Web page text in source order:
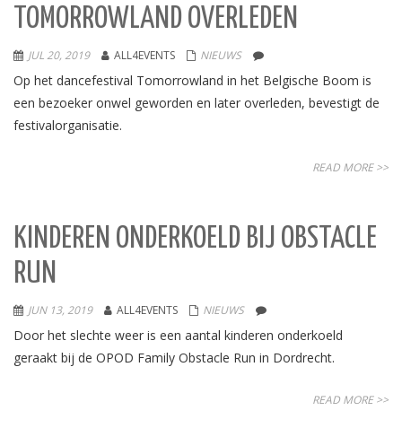
TOMORROWLAND OVERLEDEN
JUL 20, 2019 ALL4EVENTS NIEUWS
Op het dancefestival Tomorrowland in het Belgische Boom is
een bezoeker onwel geworden en later overleden, bevestigt de
festivalorganisatie.
READ MORE >>
KINDEREN ONDERKOELD BIJ OBSTACLE
RUN
JUN 13, 2019 ALL4EVENTS NIEUWS
Door het slechte weer is een aantal kinderen onderkoeld
geraakt bij de OPOD Family Obstacle Run in Dordrecht.
READ MORE >>